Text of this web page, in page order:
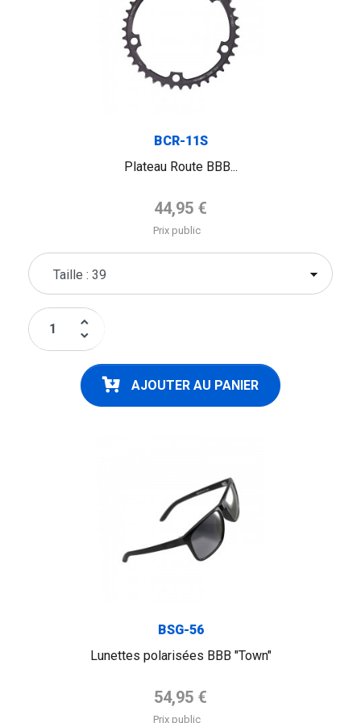
BCR-11S
Plateau Route BBB...
Prix de base
44,95 €
Prix public
keyboard_arrow_up
keyboard_arrow_down
AJOUTER AU PANIER
BSG-56
Lunettes polarisées BBB "Town"
Prix de base
54,95 €
Prix public